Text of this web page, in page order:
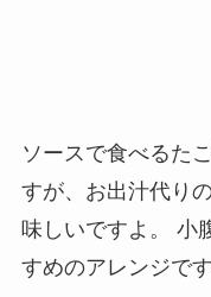
ソースで食べるた
すが、お出汁代り
味しいですよ。 小
すめのアレンジです